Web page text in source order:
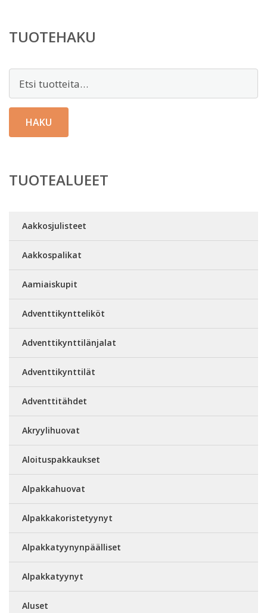
TUOTEHAKU
HAKU
TUOTEALUEET
Aakkosjulisteet
Aakkospalikat
Aamiaiskupit
Adventtikyntteliköt
Adventtikynttilänjalat
Adventtikynttilät
Adventtitähdet
Akryylihuovat
Aloituspakkaukset
Alpakkahuovat
Alpakkakoristetyynyt
Alpakkatyynynpäälliset
Alpakkatyynyt
Aluset